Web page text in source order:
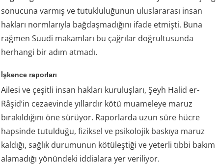
sonucuna varmış ve tutukluluğunun uluslararası insan
hakları normlarıyla bağdaşmadığını ifade etmişti. Buna
rağmen Suudi makamları bu çağrılar doğrultusunda
herhangi bir adım atmadı.
İşkence raporları
Ailesi ve çeşitli insan hakları kuruluşları, Şeyh Halid er-
Râşid’in cezaevinde yıllardır kötü muameleye maruz
bırakıldığını öne sürüyor. Raporlarda uzun süre hücre
hapsinde tutulduğu, fiziksel ve psikolojik baskıya maruz
kaldığı, sağlık durumunun kötüleştiği ve yeterli tıbbi bakım
alamadığı yönündeki iddialara yer veriliyor.